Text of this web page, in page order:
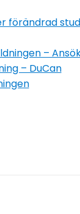
förändrad
–
– DuCan